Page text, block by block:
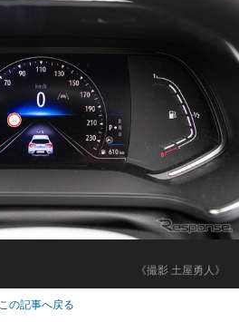
《撮影 土屋勇人》
この記事へ戻る